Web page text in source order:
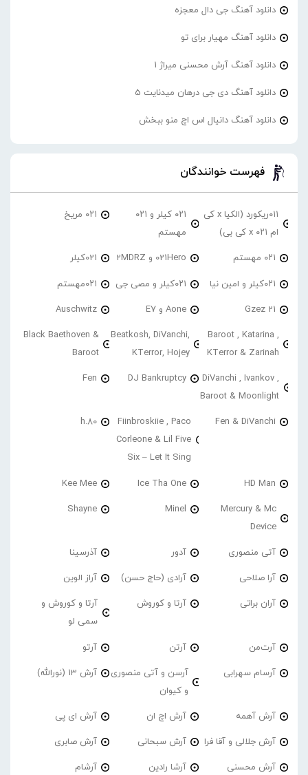
دانلود آهنگ جی دال معجزه
دانلود آهنگ مهیار برای تو
دانلود آهنگ آرش محسنی میراژ 1
دانلود آهنگ دی جی درهان میدنایت 5
دانلود آهنگ دانیال اس اچ منو ببخش
فهرست خوانندگان
۰۱۱ریکورد (الکیا x کی
ام ۰۲۱ x کی بی)
۰۲۱ کیلر و ۰۲۱
مهستم
۰۲۱ مریخ
۰۲۱ مهستم 021Hero و 2MDRZ 021کیلر
۰۲۱کیلر و امین نیا ۰۲۱کیلر و مصی جی ۰۲۱مهستم
21 Gzez Aone و E7 Auschwitz
Baroot , Katarina ,
KTerror & Zarinah
Beatkosh, DiVanchi,
KTerror, Hojey
Black Baethoven &
Baroot
DiVanchi , Ivankov ,
Baroot & Moonlight
DJ Bankruptcy
Fen
Fen & DiVanchi
Fiinbroskiie , Paco
Corleone & Lil Five
Six – Let It Sing
h.80
HD Man
Ice Tha One
Kee Mee
Mercury & Mc
Device
Minel
Shayne
آتی منصوری آدور آذرسینا
آرا صلاحی آرادی (حاج حسن) آراز الوین
آران براتی آرتا و کوروش
آرتا و کوروش و
سمی لو
آرت‌من آرتن آرتو
آرسام سهرابی
آرسن و آتی منصوری
و کیوان
آرش 13 (نورالله)
آرش آهمه آرش اچ ان آرش ای پی
آرش جلالی و آقا فرا آرش سبحانی آرش صابری
آرش محسنی آرشا رادین آرشام